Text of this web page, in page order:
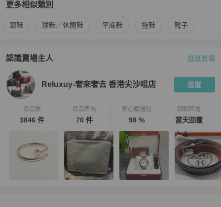
更多相似類別
更多Jimmy Choo 女鞋相似商品推薦
跟鞋 球鞋／休閒鞋 平底鞋 拖鞋 靴子
認識賣場主人
PopChill 拍拍圈嚴選賣家 Reluxuy-奢來奢去 香港尖沙咀店介紹
逛逛賣場
Reluxuy-奢來奢去 香港尖沙咀店 追蹤
商品數
3846 件
商品售出
70 件
安心購通過
98 %
聊聊回覆
當天回覆